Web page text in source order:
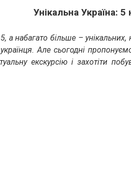
Унікальна Україна: 5
а набагато більше – унікальних,
Але сьогодні
екскурсію і захотіти